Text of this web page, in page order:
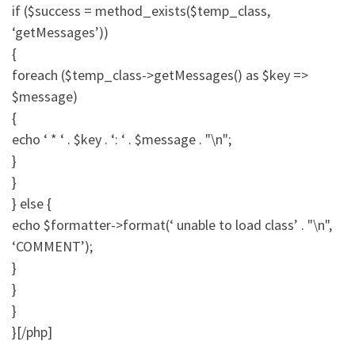
if ($success = method_exists($temp_class,
‘getMessages’))
{
foreach ($temp_class->getMessages() as $key =>
$message)
{
echo ‘ * ‘ . $key . ‘: ‘ . $message . "\n";
}
}
} else {
echo $formatter->format(‘ unable to load class’ . "\n",
‘COMMENT’);
}
}
}
}[/php]